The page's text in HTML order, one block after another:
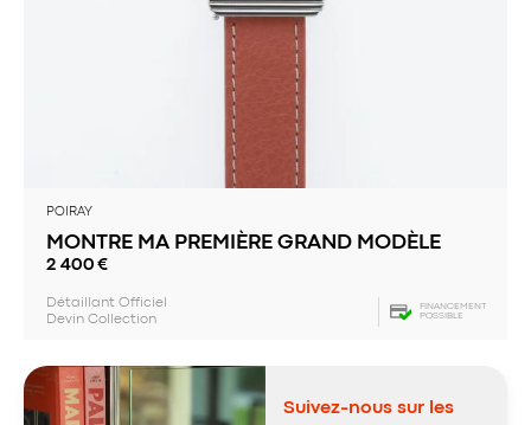
POIRAY
MONTRE MA PREMIÈRE GRAND MODÈLE
2 400 €
Détaillant Officiel
Devin Collection
FINANCEMENT
POSSIBLE
Suivez-nous sur les